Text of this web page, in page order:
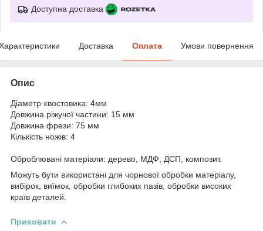
Доступна доставка
Доставка Оплата Умови повернення
Опис
Діаметр хвостовика: 4мм
Довжина ріжучої частини: 15 мм
Довжина фрези: 75 мм
Кількість ножів: 4
Оброблювані матеріали: дерево, МДФ, ДСП, композит.
Можуть бути використані для чорнової обробки матеріалу,
вибірок, виїмок, обробки глибоких пазів, обробки високих
країв деталей.
Приховати